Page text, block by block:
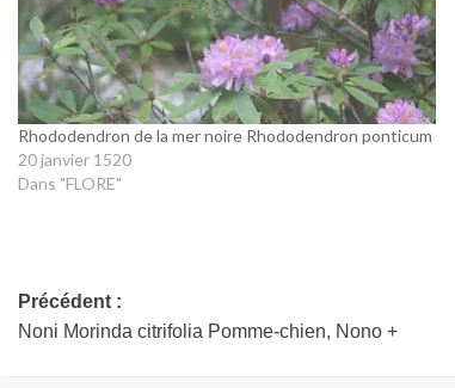
Rhododendron de la mer noire Rhododendron ponticum
20 janvier 1520
Dans "FLORE"
Précédent :
Noni Morinda citrifolia Pomme-chien, Nono +